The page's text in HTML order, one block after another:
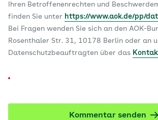
Ihren Betroffenenrechten und
finden Sie unter https://www.aok.de/pp/
Bei Fragen wenden Sie sich an den AOK-
Rosenthaler Str. 31, 10178 Berlin oder an
Datenschutzbeauftragten über das
Kommentar senden